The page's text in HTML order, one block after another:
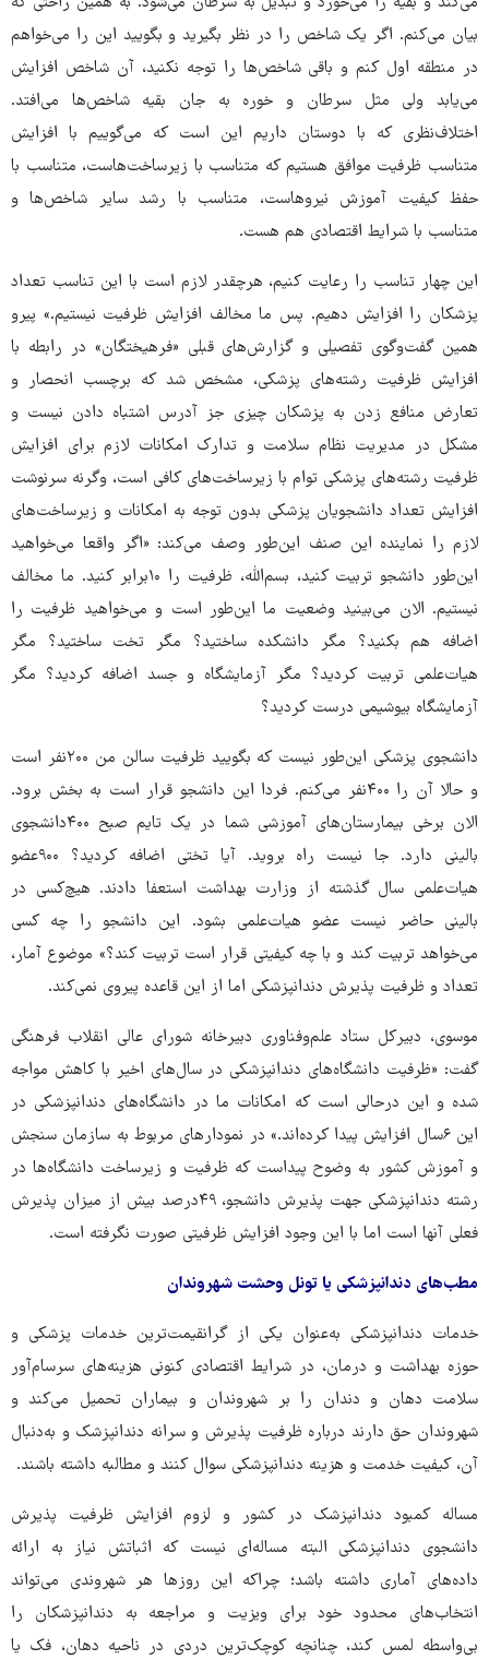
بیان می‌کنم. اگر یک شاخص را در نظر بگیرید و بگویید این را می‌خواهم
در منطقه اول کنم و باقی شاخص‌ها را توجه نکنید، آن شاخص افزایش
می‌یابد ولی مثل سرطان و خوره به جان بقیه شاخص‌ها می‌افتد.
اختلاف‌نظری که با دوستان داریم این است که می‌گوییم با افزایش
متناسب ظرفیت موافق هستیم که متناسب با زیرساخت‌هاست، متناسب با
حفظ کیفیت آموزش نیروهاست، متناسب با رشد سایر شاخص‌ها و
متناسب با شرایط اقتصادی هم هست.
این چهار تناسب را رعایت کنیم، هرچقدر لازم است با این تناسب تعداد
پزشکان را افزایش دهیم. پس ما مخالف افزایش ظرفیت نیستیم.» پیرو
همین گفت‌وگوی تفصیلی و گزارش‌های قبلی «فرهیختگان» در رابطه با
افزایش ظرفیت رشته‌های پزشکی، مشخص شد که برچسب انحصار و
تعارض منافع زدن به پزشکان چیزی جز آدرس اشتباه دادن نیست و
مشکل در مدیریت نظام سلامت و تدارک امکانات لازم برای افزایش
ظرفیت رشته‌های پزشکی توام با زیرساخت‌های کافی است، وگرنه سرنوشت
افزایش تعداد دانشجویان پزشکی بدون توجه به امکانات و زیرساخت‌های
لازم را نماینده این صنف این‌طور وصف می‌کند: «اگر واقعا می‌خواهید
این‌طور دانشجو تربیت کنید، بسم‌الله، ظرفیت را ۱۰برابر کنید. ما مخالف
نیستیم. الان می‌بینید وضعیت ما این‌طور است و می‌خواهید ظرفیت را
اضافه هم بکنید؟ مگر دانشکده ساختید؟ مگر تخت ساختید؟ مگر
هیات‌علمی تربیت کردید؟ مگر آزمایشگاه و جسد اضافه کردید؟ مگر
آزمایشگاه بیوشیمی درست کردید؟
دانشجوی پزشکی این‌طور نیست که بگویید ظرفیت سالن من ۲۰۰نفر است
و حالا آن را ۴۰۰نفر می‌کنم. فردا این دانشجو قرار است به بخش برود.
الان برخی بیمارستان‌های آموزشی شما در یک تایم صبح ۴۰۰دانشجوی
بالینی دارد. جا نیست راه بروید. آیا تختی اضافه کردید؟ ۹۰۰عضو
هیات‌علمی سال گذشته از وزارت بهداشت استعفا دادند. هیچ‌کسی در
بالینی حاضر نیست عضو هیات‌علمی بشود. این دانشجو را چه کسی
می‌خواهد تربیت کند و با چه کیفیتی قرار است تربیت کند؟» موضوع آمار،
تعداد و ظرفیت پذیرش دندانپزشکی اما از این قاعده پیروی نمی‌کند.
موسوی، دبیرکل ستاد علم‌وفناوری دبیرخانه شورای عالی انقلاب فرهنگی
گفت: «ظرفیت دانشگاه‌های دندانپزشکی در سال‌های اخیر با کاهش مواجه
شده و این درحالی است که امکانات ما در دانشگاه‌های دندانپزشکی در
این ۶سال افزایش پیدا کرده‌اند.» در نمودارهای مربوط به سازمان سنجش
و آموزش کشور به وضوح پیداست که ظرفیت و زیرساخت دانشگاه‌ها در
رشته دندانپزشکی جهت پذیرش دانشجو، ۴۹درصد بیش از میزان پذیرش
فعلی آنها است اما با این وجود افزایش ظرفیتی صورت نگرفته است.
مطب‌های دندانپزشکی یا تونل وحشت شهروندان
خدمات دندانپزشکی به‌عنوان یکی از گرانقیمت‌ترین خدمات پزشکی و
حوزه بهداشت و درمان، در شرایط اقتصادی کنونی هزینه‌های سرسام‌آور
سلامت دهان و دندان را بر شهروندان و بیماران تحمیل می‌کند و
شهروندان حق دارند درباره ظرفیت پذیرش و سرانه دندانپزشک و به‌دنبال
آن، کیفیت خدمت و هزینه دندانپزشکی سوال کنند و مطالبه داشته باشند.
مساله کمبود دندانپزشک در کشور و لزوم افزایش ظرفیت پذیرش
دانشجوی دندانپزشکی البته مساله‌ای نیست که اثباتش نیاز به ارائه
داده‌های آماری داشته باشد؛ چراکه این روزها هر شهروندی می‌تواند
انتخاب‌های محدود خود برای ویزیت و مراجعه به دندانپزشکان را
بی‌واسطه لمس کند، چنانچه کوچک‌ترین دردی در ناحیه دهان، فک یا